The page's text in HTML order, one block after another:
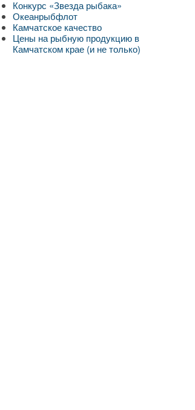
Конкурс «Звезда рыбака»
Океанрыбфлот
Камчатское качество
Цены на рыбную продукцию в
Камчатском крае (и не только)